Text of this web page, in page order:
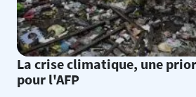
La crise climatique, une
pour l'AFP